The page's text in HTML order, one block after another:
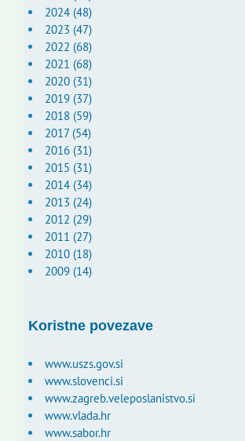
2024 (48)
2023 (47)
2022 (68)
2021 (68)
2020 (31)
2019 (37)
2018 (59)
2017 (54)
2016 (31)
2015 (31)
2014 (34)
2013 (24)
2012 (29)
2011 (27)
2010 (18)
2009 (14)
Koristne povezave
www.uszs.gov.si
www.slovenci.si
www.zagreb.veleposlanistvo.si
www.vlada.hr
www.sabor.hr